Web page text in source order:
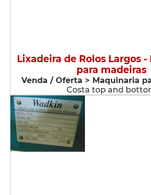
Lixadeira de Rolos Largos
para madeiras
Venda / Oferta > Maquinaria
Costa top and